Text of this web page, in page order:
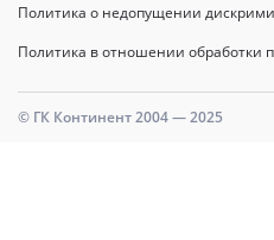
Политика о недопущении
Политика в отношении обработки
© ГК Континент 2004 — 2025